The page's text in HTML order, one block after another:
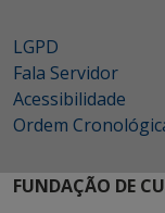
LGPD
Fala Servidor
Acessibilidade
Ordem
FUNDAÇÃO DE